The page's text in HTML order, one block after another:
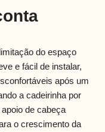
do espaço
e fácil de instalar,
após um
a cadeirinha por
de cabeça
o crescimento da